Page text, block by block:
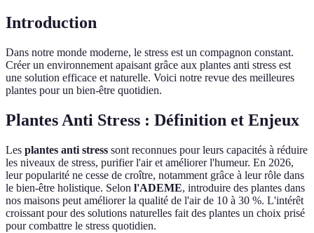
Introduction
Dans notre monde moderne, le stress est un compagnon constant.
Créer un environnement apaisant grâce aux plantes anti stress est
une solution efficace et naturelle. Voici notre revue des meilleures
plantes pour un bien-être quotidien.
Plantes Anti Stress : Définition et Enjeux
Les plantes anti stress sont reconnues pour leurs capacités à réduire
les niveaux de stress, purifier l'air et améliorer l'humeur. En 2026,
leur popularité ne cesse de croître, notamment grâce à leur rôle dans
le bien-être holistique. Selon l'ADEME, introduire des plantes dans
nos maisons peut améliorer la qualité de l'air de 10 à 30 %. L'intérêt
croissant pour des solutions naturelles fait des plantes un choix prisé
pour combattre le stress quotidien.